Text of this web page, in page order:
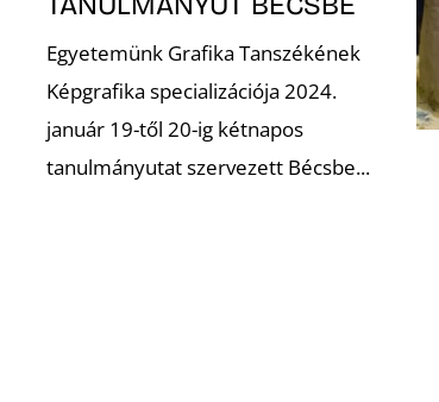
Egyetemünk Grafika Tanszékének
Képgrafika specializációja 2024.
január 19-től 20-ig kétnapos
tanulmányutat szervezett Bécsbe...